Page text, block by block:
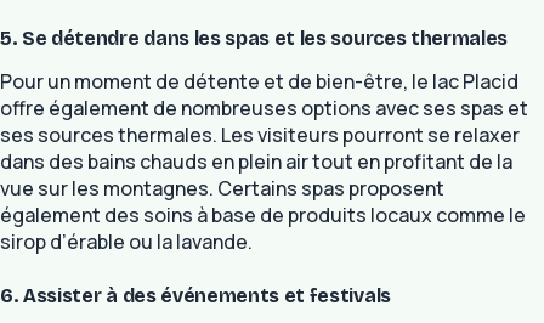
5. Se détendre dans les spas et les sources thermales
Pour un moment de détente et de bien-être, le lac Placid
offre également de nombreuses options avec ses spas et
ses sources thermales. Les visiteurs pourront se relaxer
dans des bains chauds en plein air tout en profitant de la
vue sur les montagnes. Certains spas proposent
également des soins à base de produits locaux comme le
sirop d’érable ou la lavande.
6. Assister à des événements et festivals